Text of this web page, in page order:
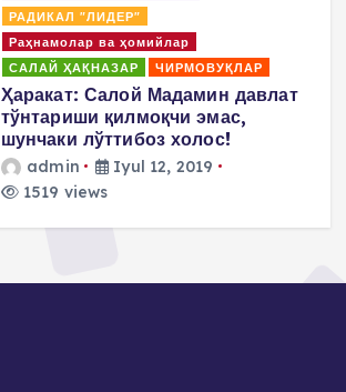
p
a
g
i
РАДИКАЛ "ЛИДЕР"
Раҳнамолар ва ҳомийлар
САЛАЙ ҲАҚНАЗАР
ЧИРМОВУҚЛАР
Ҳаракат: Салой Мадамин давлат
тўнтариши қилмоқчи эмас,
шунчаки лўттибоз холос!
admin
Iyul 12, 2019
1519 views